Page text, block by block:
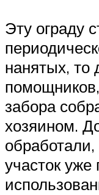
Эту ограду
нанятых, то
забора
хозяином.
участок уже